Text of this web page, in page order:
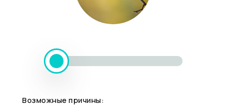
Возможные причины: